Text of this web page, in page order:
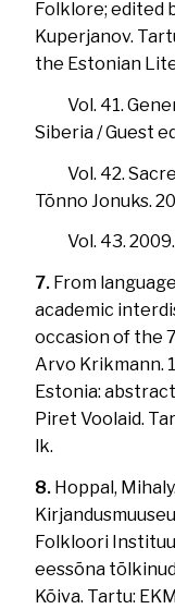
Folklore; edited
Kuperjanov.
the Estonian
Vol. 41.
Siberia / Guest
Vol. 42.
Tõnno Jonuks.
Vol. 43. 2009.
7. From
academic
occasion of the
Arvo Krikmann.
Estonia:
Piret Voolaid.
lk.
8. Hoppal,
Folkloori
eessõna
Kõiva. Tartu: